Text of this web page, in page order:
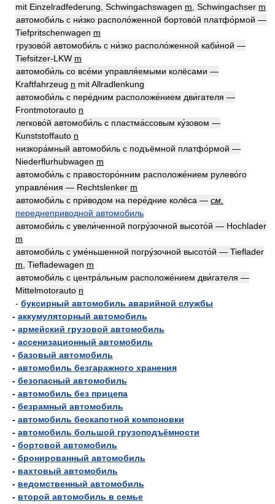
mit Einzelradfederung, Schwingachswagen m , Schwingachser m
автомоби́ль с ни́зко располо́женной бортово́й платфо́рмой —
Tiefpritschenwagen m
грузово́й автомоби́ль с ни́зко располо́женной каби́ной —
Tiefsitzer-LKW m
автомоби́ль со все́ми управля́емыми колёсами —
Kraftfahrzeug n mit Allradlenkung
автомоби́ль с пере́дним расположе́нием дви́гателя —
Frontmotorauto n
легково́й автомоби́ль с пластма́ссовым ку́зовом —
Kunststoffauto n
низкора́мный автомоби́ль с подъёмной платфо́рмой —
Niederflurhubwagen m
автомоби́ль с правосторо́нним расположе́нием рулево́го
управле́ния — Rechtslenker m
автомоби́ль с при́водом на пере́дние колёса — см.
переднеприводной автомобиль
автомоби́ль с увели́ченной погру́зочной высото́й — Hochlader
m
автомоби́ль с уме́ньшенной погру́зочной высото́й — Tieflader
m , Tiefladewagen m
автомоби́ль с центра́льным расположе́нием дви́гателя —
Mittelmotorauto n
- буксирный автомобиль аварийной службы
- аккумуляторный автомобиль
- армейский грузовой автомобиль
- ассенизационный автомобиль
- базовый автомобиль
- автомобиль безгаражного хранения
- безопасный автомобиль
- автомобиль без прицепа
- безрамный автомобиль
- автомобиль бескапотной компоновки
- автомобиль большой грузоподъёмности
- бортовой автомобиль
- бронированный автомобиль
- вахтовый автомобиль
- ведомственный автомобиль
- второй автомобиль в семье